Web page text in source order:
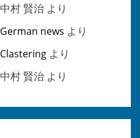
中村 賢治 より
German news より
Clastering より
中村 賢治 より